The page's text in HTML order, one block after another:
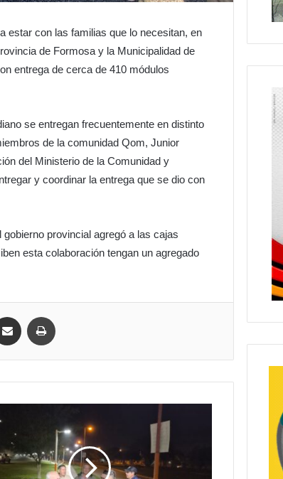
estar con las familias que lo necesitan, en
de Formosa y la Municipalidad de
entrega de cerca de 410 módulos
se entregan frecuentemente en distinto
de la comunidad Qom, Junior
del Ministerio de la Comunidad y
y coordinar la entrega que se dio con
provincial agregó a las cajas
esta colaboración tengan un agregado